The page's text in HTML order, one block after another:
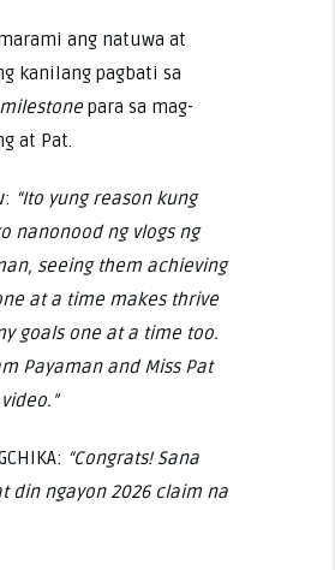
ang natuwa at
kanilang pagbati sa
milestone para sa mag-
at Pat.
“Ito yung reason kung
nanonood ng vlogs ng
seeing them achieving
at a time makes thrive
goals one at a time too.
Payaman and Miss Pat
“Congrats! Sana
din ngayon 2026 claim na